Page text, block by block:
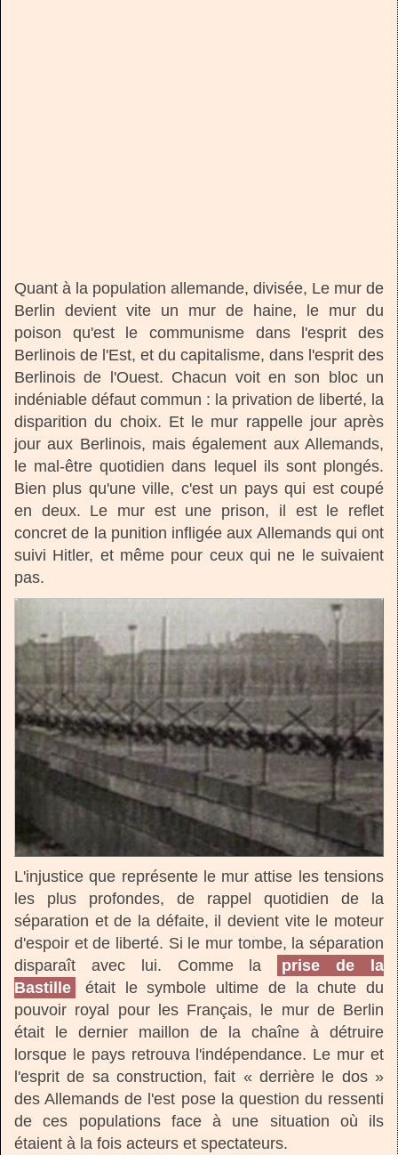
Quant à la population allemande, divisée, Le mur de
Berlin devient vite un mur de haine, le mur du
poison qu'est le communisme dans l'esprit des
Berlinois de l'Est, et du capitalisme, dans l'esprit des
Berlinois de l'Ouest. Chacun voit en son bloc un
indéniable défaut commun : la privation de liberté, la
disparition du choix. Et le mur rappelle jour après
jour aux Berlinois, mais également aux Allemands,
le mal-être quotidien dans lequel ils sont plongés.
Bien plus qu'une ville, c'est un pays qui est coupé
en deux. Le mur est une prison, il est le reflet
concret de la punition infligée aux Allemands qui ont
suivi Hitler, et même pour ceux qui ne le suivaient
pas.
L'injustice que représente le mur attise les tensions
les plus profondes, de rappel quotidien de la
séparation et de la défaite, il devient vite le moteur
d'espoir et de liberté. Si le mur tombe, la séparation
disparaît avec lui. Comme la
prise de la
Bastille
était le symbole ultime de la chute du
pouvoir royal pour les Français, le mur de Berlin
était le dernier maillon de la chaîne à détruire
lorsque le pays retrouva l'indépendance. Le mur et
l'esprit de sa construction, fait « derrière le dos »
des Allemands de l'est pose la question du ressenti
de ces populations face à une situation où ils
étaient à la fois acteurs et spectateurs.